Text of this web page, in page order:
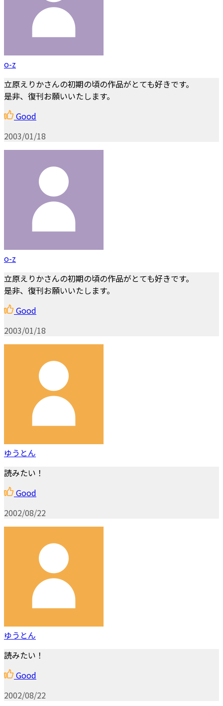
o-z
立原えりかさんの初期の頃の作品がとても好きです。
是非、復刊お願いいたします。
Good
2003/01/18
o-z
立原えりかさんの初期の頃の作品がとても好きです。
是非、復刊お願いいたします。
Good
2003/01/18
ゆうとん
読みたい！
Good
2002/08/22
ゆうとん
読みたい！
Good
2002/08/22